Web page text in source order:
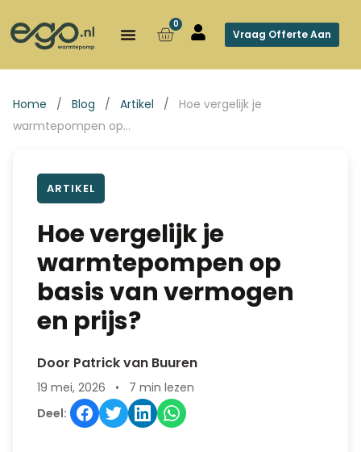
0
Vraag Offerte Aan
Home / Blog / Artikel /
Hoe vergelijk je
warmtepompen op…
ARTIKEL
Hoe vergelijk je
warmtepompen op
basis van vermogen
en prijs?
Door Patrick van Buuren
19 mei, 2026 •
7 min lezen
Deel: